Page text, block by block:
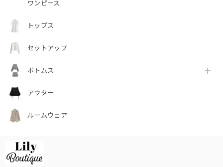
ワンピース
トップス
セットアップ
ボトムス
アウター
ルームウェア